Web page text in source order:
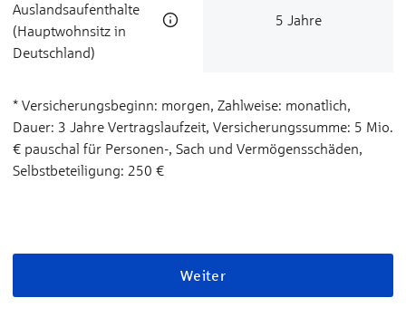
Auslandsaufenthalte
(Hauptwohnsitz in
Deutschland)
5 Jahre
* Versicherungsbeginn: morgen, Zahlweise: monatlich,
Dauer: 3 Jahre Vertragslaufzeit, Versicherungssumme: 5 Mio.
€ pauschal für Personen-, Sach­ und Vermögensschäden,
Selbstbeteiligung: 250 €
Weiter